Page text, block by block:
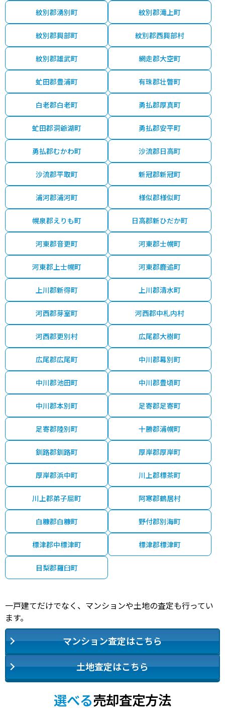
紋別郡湧別町 紋別郡滝上町
紋別郡興部町 紋別郡西興部村
紋別郡雄武町 網走郡大空町
虻田郡豊浦町 有珠郡壮瞥町
白老郡白老町 勇払郡厚真町
虻田郡洞爺湖町 勇払郡安平町
勇払郡むかわ町 沙流郡日高町
沙流郡平取町 新冠郡新冠町
浦河郡浦河町 様似郡様似町
幌泉郡えりも町 日高郡新ひだか町
河東郡音更町 河東郡士幌町
河東郡上士幌町 河東郡鹿追町
上川郡新得町 上川郡清水町
河西郡芽室町 河西郡中札内村
河西郡更別村 広尾郡大樹町
広尾郡広尾町 中川郡幕別町
中川郡池田町 中川郡豊頃町
中川郡本別町 足寄郡足寄町
足寄郡陸別町 十勝郡浦幌町
釧路郡釧路町 厚岸郡厚岸町
厚岸郡浜中町 川上郡標茶町
川上郡弟子屈町 阿寒郡鶴居村
白糠郡白糠町 野付郡別海町
標津郡中標津町 標津郡標津町
目梨郡羅臼町
一戸建てだけでなく、マンションや土地の査定も行ってい
ます。
マンション査定はこちら
土地査定はこちら
選べる売却査定方法